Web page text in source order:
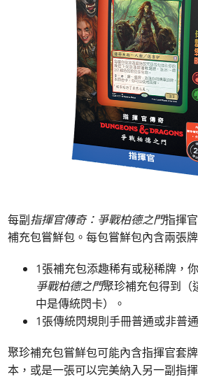
每副指揮官傳奇：爭戰柏德之門指揮
補充包嘗鮮包。每包嘗鮮包內含兩張牌
1張補充包添趣稀有或秘稀牌，
爭戰柏德之門聚珍補充包得到（
中是傳統閃卡）。
1張傳統閃規則手冊普通或非普
聚珍補充包嘗鮮包可能內含指揮官套
本，或是一張可以完美納入另一副指